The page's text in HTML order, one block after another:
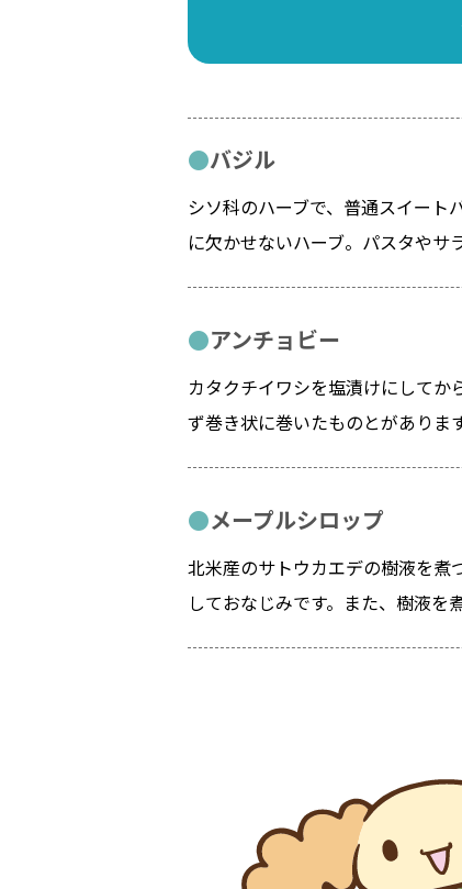
バジル
シソ科のハーブで、普通スイート
に欠かせないハーブ。パスタやサ
アンチョビー
カタクチイワシを塩漬けにして
ず巻き状に巻いたものとがありま
メープルシロップ
北米産のサトウカエデの樹液を煮
しておなじみです。また、樹液を